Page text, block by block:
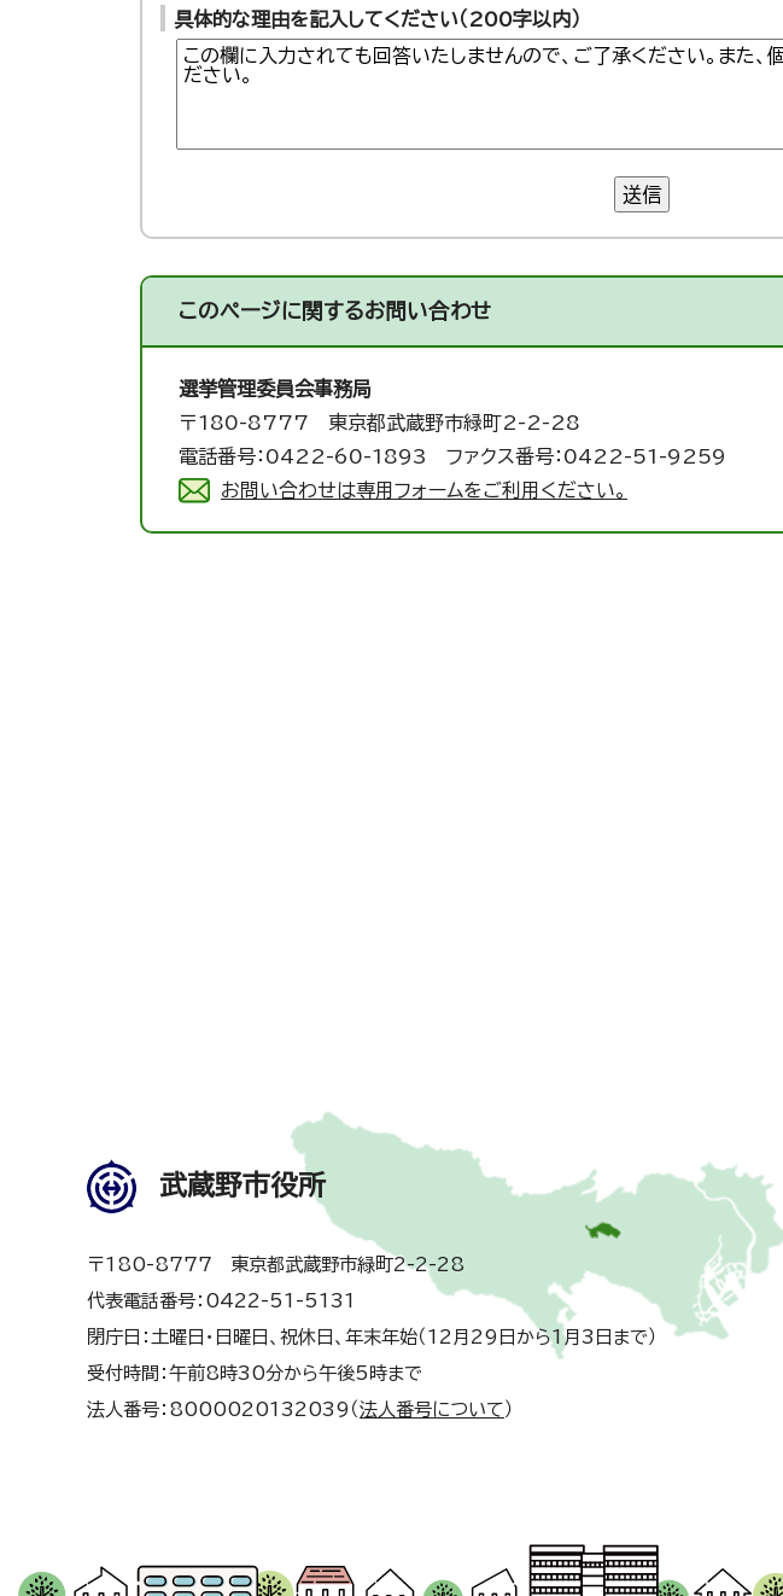
具体的な理由を記入してください（200字以内）
送信
このページに関するお問い合わせ
選挙管理委員会事務局
〒180-8777 東京都武蔵野市緑町2-2-28
電話番号：0422-60-1893 ファクス番号：0422-51-9259
お問い合わせは専用フォームをご利用ください。
武蔵野市役所
〒180-8777 東京都武蔵野市緑町2-2-28
代表電話番号：0422-51-5131
閉庁日：土曜日・日曜日、祝休日、年末年始（12月29日から1月3日まで）
受付時間：午前8時30分から午後5時まで
法人番号：8000020132039（ 法人番号について ）